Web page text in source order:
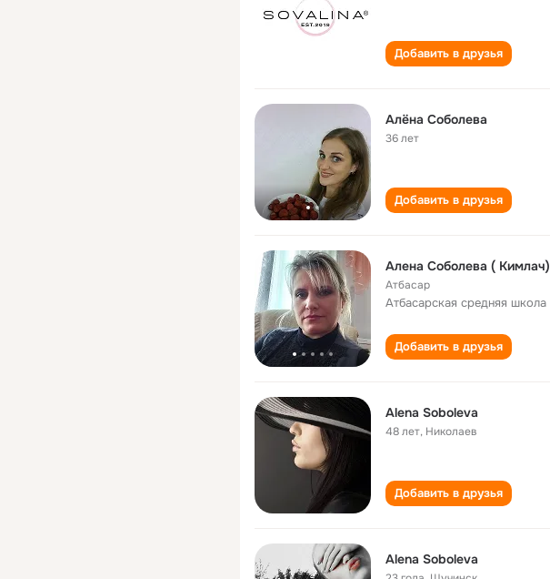
Добавить в друзья
Алёна Соболева
36 лет
Добавить в друзья
Алена Соболева ( Кимлач)
Атбасар
Атбасарская средняя школа
Добавить в друзья
Alena Soboleva
48 лет, Николаев
Добавить в друзья
Alena Soboleva